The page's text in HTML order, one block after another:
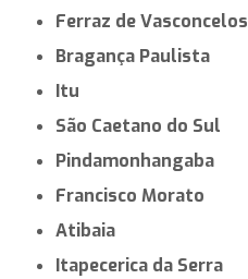
Ferraz de Vasconcelos
Bragança Paulista
Itu
São Caetano do Sul
Pindamonhangaba
Francisco Morato
Atibaia
Itapecerica da Serra